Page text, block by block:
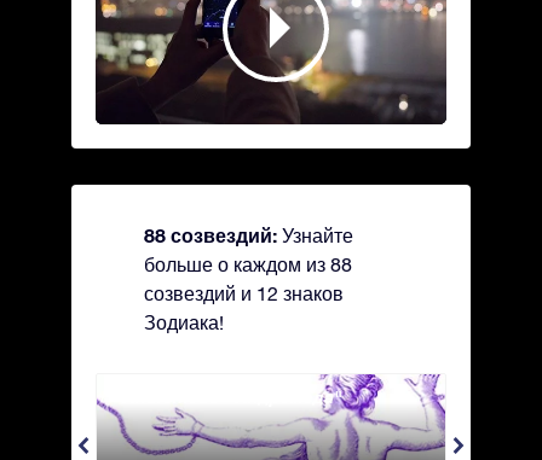
88 созвездий: Узнайте
больше о каждом из 88
созвездий и 12 знаков
Зодиака!
Andromeda - Андромеда